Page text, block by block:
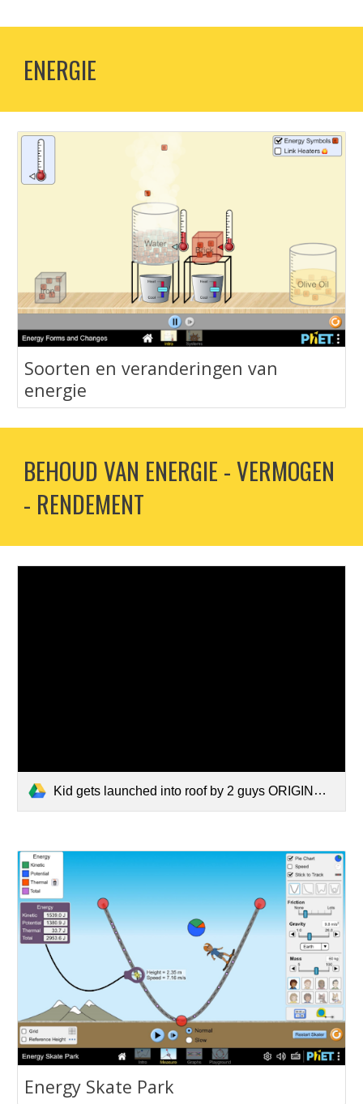
ENERGIE
‪Soorten en veranderingen van
energie‬
BEHOUD VAN ENERGIE - VERMOGEN
- RENDEMENT
Kid gets launched into roof by 2 guys ORIGINAL.mp4
‪Energy Skate Park‬